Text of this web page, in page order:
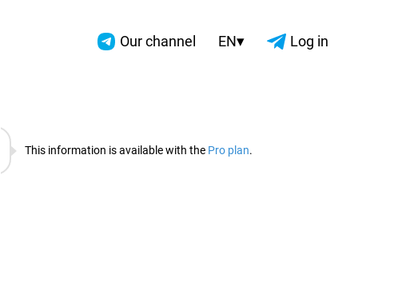
Our channel EN▾ Log in
This information is available with the Pro plan.
06.08.2026
EURO